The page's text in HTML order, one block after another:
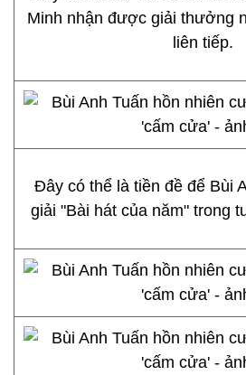
Minh nhận được giải thưởng
liên tiếp.
Đây có thể là tiền đề để Bùi
giải "Bài hát của năm" trong